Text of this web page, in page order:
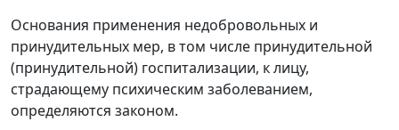
Основания применения недобровольных и
принудительных мер, в том числе принудительной
(принудительной) госпитализации, к лицу,
страдающему психическим заболеванием,
определяются законом.